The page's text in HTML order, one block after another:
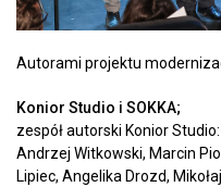
Autorami projektu
Konior Studio i SOKKA;
zespół autorski Konior
Andrzej Witkowski, Marcin
Lipiec, Angelika Drozd,